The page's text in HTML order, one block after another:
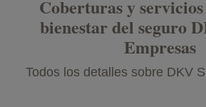
Coberturas y
bienestar del seguro
Empresas
Todos los detalles sobre DKV